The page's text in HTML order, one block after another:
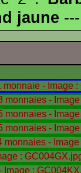
jaune ---